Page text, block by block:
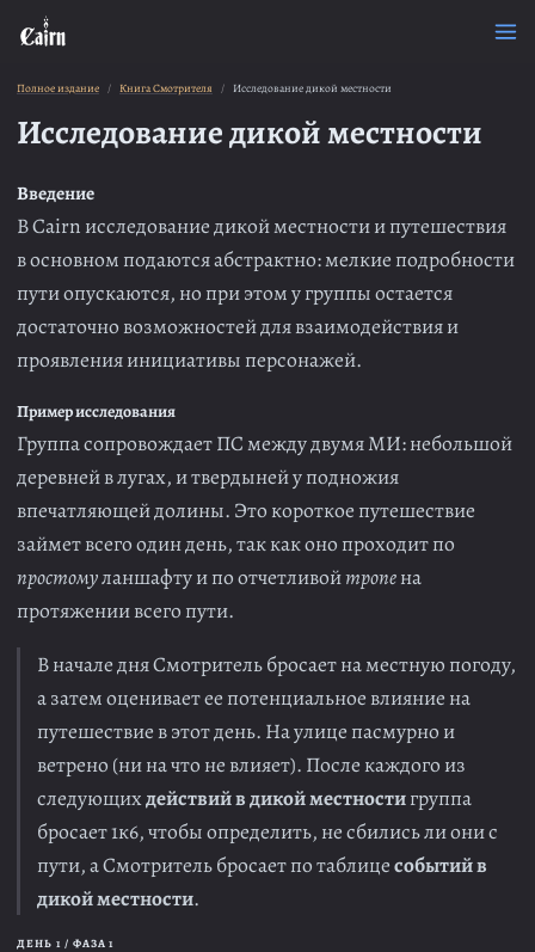
Полное издание Книга Смотрителя Исследование дикой местности
Исследование дикой местности
Введение
В Cairn исследование дикой местности и путешествия
в основном подаются абстрактно: мелкие подробности
пути опускаются, но при этом у группы остается
достаточно возможностей для взаимодействия и
проявления инициативы персонажей.
Пример исследования
Группа сопровождает ПС между двумя МИ: небольшой
деревней в лугах, и твердыней у подножия
впечатляющей долины. Это короткое путешествие
займет всего один день, так как оно проходит по
простомуланшафту и по отчетливойтропена
протяжении всего пути.
В начале дня Смотритель бросает на местную погоду,
а затем оценивает ее потенциальное влияние на
путешествие в этот день. На улице пасмурно и
ветрено (ни на что не влияет). После каждого из
следующихдействий в дикой местностигруппа
бросает 1к6, чтобы определить, не сбились ли они с
пути, а Смотритель бросает по таблицесобытий в
дикой местности.
ДЕНЬ 1 / ФАЗА 1